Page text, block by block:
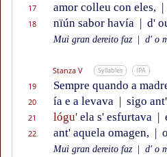
17 amor colleu con eles, |
18 nïún sabor havía | d'
Mui gran dereito faz d' o
Stanza V Syllables IPA
19 Sempre quando a
20 ía e a levava | sigo
21 lógu' ela s' esfurtava |
22 ant' aquela omagen, |
Mui gran dereito faz d' o